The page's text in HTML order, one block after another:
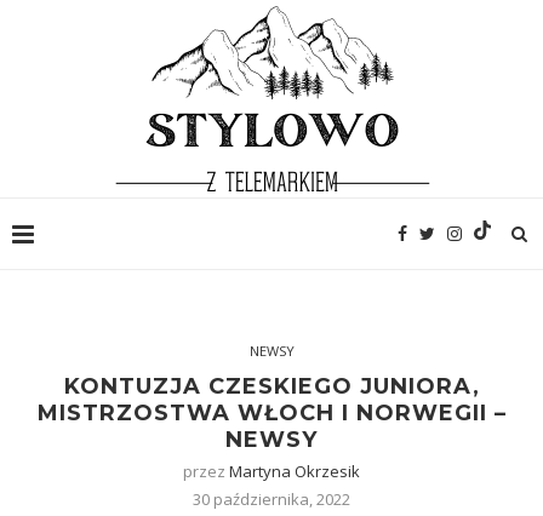
NEWSY
KONTUZJA CZESKIEGO JUNIORA,
MISTRZOSTWA WŁOCH I NORWEGII –
NEWSY
przez Martyna Okrzesik
30 października, 2022